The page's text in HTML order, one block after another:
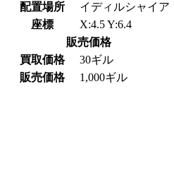
配置場所
イディルシャイア
座標
X:4.5 Y:6.4
販売価格
買取価格
30ギル
販売価格
1,000ギル